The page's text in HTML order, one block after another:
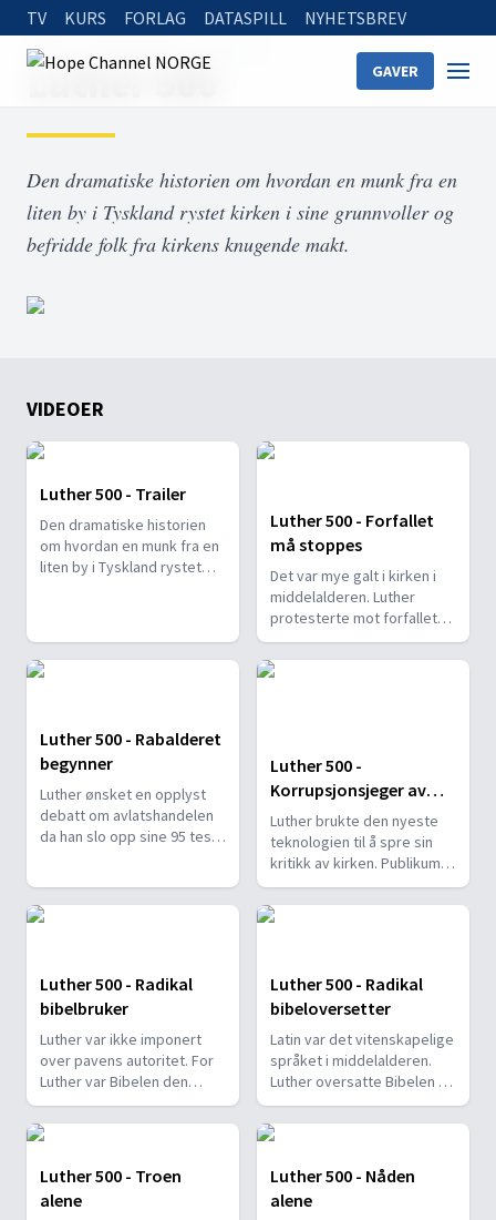
TV KURS FORLAG DATASPILL NYHETSBREV
GAVER
Home
Luther 500
Den dramatiske historien om hvordan en munk fra en
liten by i Tyskland rystet kirken i sine grunnvoller og
befridde folk fra kirkens knugende makt.
VIDEOER
Luther 500 - Trailer
Den dramatiske historien
om hvordan en munk fra en
liten by i Tyskland rystet
Luther 500 - Forfallet
må stoppes
Det var mye galt i kirken i
middelalderen. Luther
protesterte mot forfallet
og avlatshandelen.
Luther 500 - Rabalderet
begynner
Luther ønsket en opplyst
debatt om avlatshandelen
da han slo opp sine 95 teser
Luther 500 -
Korrupsjonsjeger av
Guds nåde
Luther brukte den nyeste
teknologien til å spre sin
kritikk av kirken. Publikum
ble begeistret.
Luther 500 - Radikal
bibelbruker
Luther var ikke imponert
over pavens autoritet. For
Luther var Bibelen den
øverste myndighet.
Luther 500 - Radikal
bibeloversetter
Latin var det vitenskapelige
språket i middelalderen.
Luther oversatte Bibelen til
alminnelig tysk.
Luther 500 - Troen
alene
Luther 500 - Nåden
alene